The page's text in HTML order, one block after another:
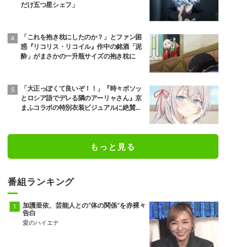
だけ五つ星シェフ」
「これを抱き枕にしたのか？」とファン困
惑『リコリス・リコイル』作中の銘酒「泥
酔」がまさかの一升瓶サイズの抱き枕に
「大正っぽくて良いぞ！！」『時々ボソッ
とロシア語でデレる隣のアーリャさん』京
まふコラボの特別衣装ビジュアルに絶賛の
もっと見る
番組ランキング
加護亜依、芸能人との“体の関係”を赤裸々
告白
愛のハイエナ